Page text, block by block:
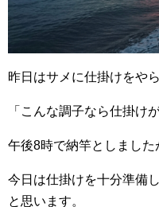
昨日はサメに仕掛けをや
「こんな調子なら仕掛け
午後8時で納竿としました
今日は仕掛けを十分準備
と思います。